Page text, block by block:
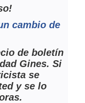
cambio de
de boletín
Gines. Si
se
y se lo